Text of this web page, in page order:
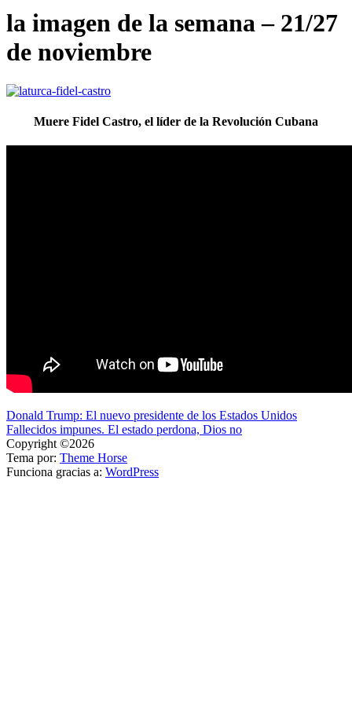
la imagen de la semana – 21/27
de noviembre
Muere Fidel Castro, el líder de la Revolución Cubana
Navegación
de
entradas
Donald Trump: El nuevo presidente de los Estados Unidos
Fallecidos impunes. El estado perdona, Dios no
Copyright ©2026
Tema por: Theme Horse
Funciona gracias a: WordPress